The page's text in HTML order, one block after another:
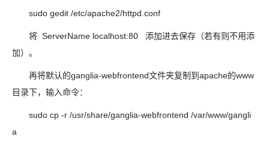
sudo gedit /etc/apache2/httpd.conf
将 ServerName localhost:80 添加进去保存（若有则不用添
加）。
再将默认的ganglia-webfrontend文件夹复制到apache的www
目录下，输入命令：
sudo cp -r /usr/share/ganglia-webfrontend /var/www/gangli
a